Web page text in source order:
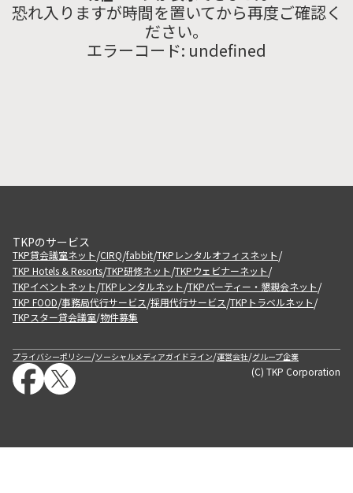
恐れ入りますが時間を置いてから再度ご確認く
ださい。
エラーコード: undefined
TKPのサービス
TKP貸会議室ネット/CIRQ/fabbit/TKPレンタルオフィスネット/
TKP Hotels & Resorts/TKP研修ネット/TKPウェビナーネット/
TKPイベントネット/TKPレンタルネット/TKPパーティー・懇親会ネット/
TKP FOOD/事務局代行サービス/採用代行サービス/TKPトラベルネット/
TKPスター貸会議室/物件募集
プライバシーポリシー/ソーシャルメディアガイドライン/運営会社/グループ企業
(C) TKP Corporation